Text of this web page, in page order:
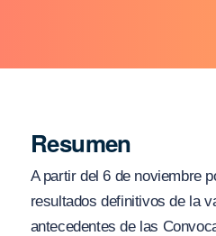
Resumen
A partir del 6 de noviembre
resultados definitivos de la
antecedentes de las